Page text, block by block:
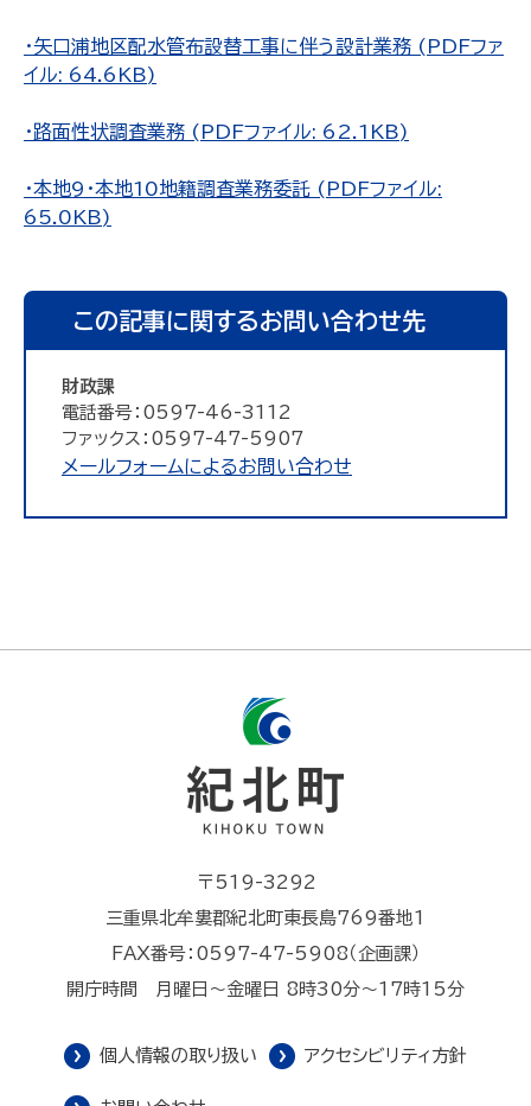
・矢口浦地区配水管布設替工事に伴う設計業務 (PDFファ
イル: 64.6KB)
・路面性状調査業務 (PDFファイル: 62.1KB)
・本地9・本地10地籍調査業務委託 (PDFファイル:
65.0KB)
この記事に関するお問い合わせ先
財政課
電話番号：0597-46-3112
ファックス：0597-47-5907
メールフォームによるお問い合わせ
〒519-3292
三重県北牟婁郡紀北町東長島769番地1
FAX番号：0597-47-5908（企画課）
開庁時間 月曜日～金曜日 8時30分～17時15分
個人情報の取り扱い アクセシビリティ方針